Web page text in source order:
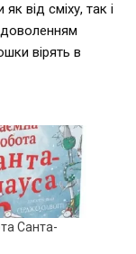
від сміху, так і
вірять в
Санта-